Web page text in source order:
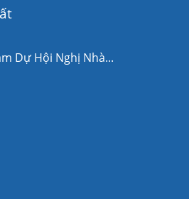
Dự Hội Nghị Nhà...